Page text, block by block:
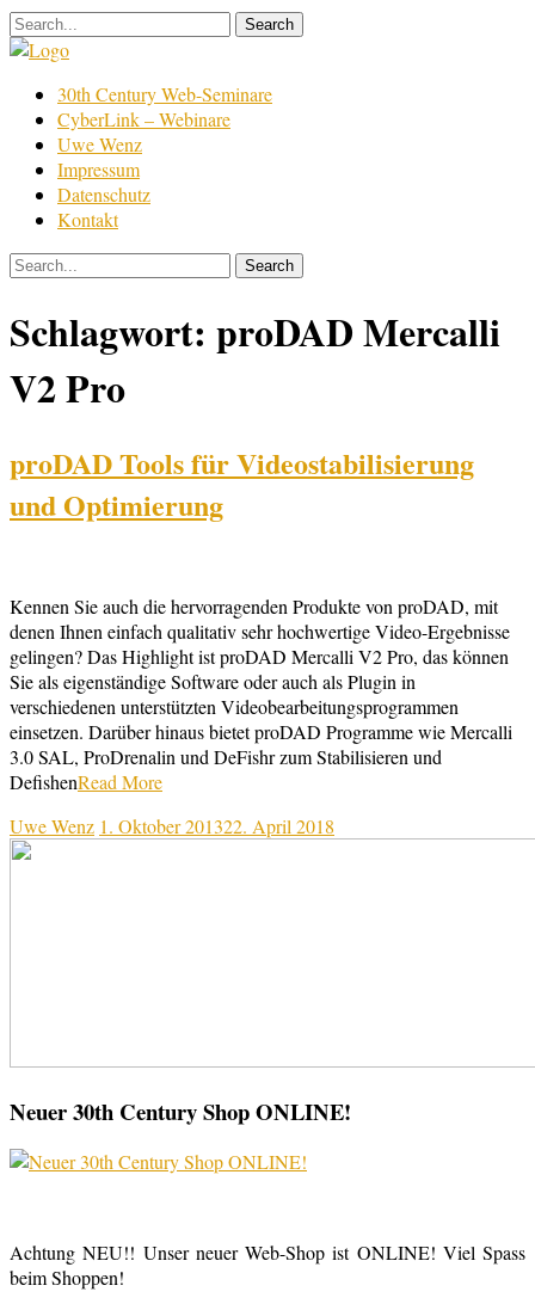
Skip
to
Film
Bearbeitung
30th Century Web-Seminare
CyberLink – Webinare
Uwe Wenz
Impressum
Datenschutz
Kontakt
Schlagwort: proDAD Mercalli
V2 Pro
proDAD Tools für Videostabilisierung
und Optimierung
Kennen Sie auch die hervorragenden Produkte von proDAD, mit
denen Ihnen einfach qualitativ sehr hochwertige Video-Ergebnisse
gelingen? Das Highlight ist proDAD Mercalli V2 Pro, das können
Sie als eigenständige Software oder auch als Plugin in
verschiedenen unterstützten Videobearbeitungsprogrammen
einsetzen. Darüber hinaus bietet proDAD Programme wie Mercalli
3.0 SAL, ProDrenalin und DeFishr zum Stabilisieren und
DefishenRead More
Uwe Wenz 1. Oktober 201322. April 2018
Neuer 30th Century Shop ONLINE!
Achtung NEU!! Unser neuer Web-Shop ist ONLINE! Viel Spass
beim Shoppen!